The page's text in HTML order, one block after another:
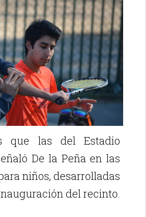
que las del Estadio
De la Peña en las
niños, desarrolladas
del recinto.